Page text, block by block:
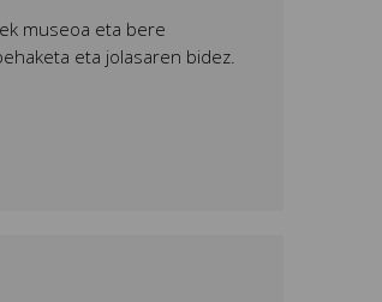
museoa eta bere
eta jolasaren bidez.